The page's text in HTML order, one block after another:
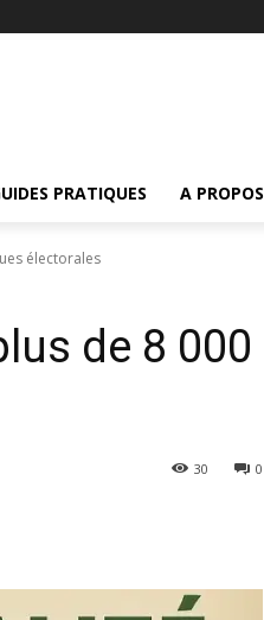
PRATIQUES A PROPOS
électorales
de 8 000
0
30